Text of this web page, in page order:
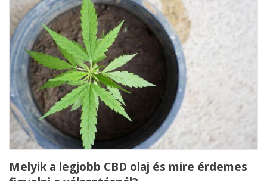
Melyik a legjobb CBD olaj és mire érdemes